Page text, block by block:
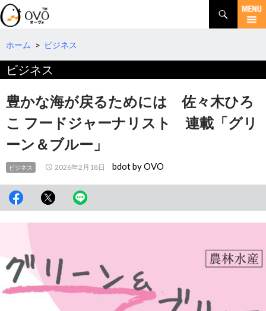
検
索
コ
テ
へ
移
動
ホーム > ビジネス
ビジネス
豊かな海が戻るためには 佐々木ひろ
こ フードジャーナリスト 連載「グリ
ーン＆ブルー」
ビジネス 2026年2月18日 bdot by OVO